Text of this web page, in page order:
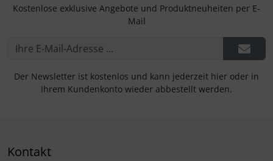
Kostenlose exklusive Angebote und Produktneuheiten per E-
Mail
Der Newsletter ist kostenlos und kann jederzeit hier oder in
Ihrem Kundenkonto wieder abbestellt werden.
Kontakt